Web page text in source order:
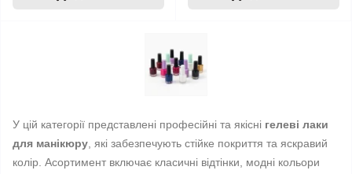
У цій категорії представлені професійні та якісні гелеві лаки
для манікюру , які забезпечують стійке покриття та яскравий
колір. Асортимент включає класичні відтінки, модні кольори